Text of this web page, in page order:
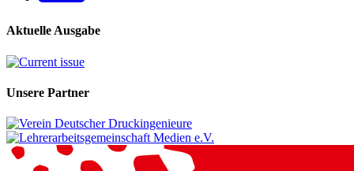
Aktuelle Ausgabe
Unsere Partner